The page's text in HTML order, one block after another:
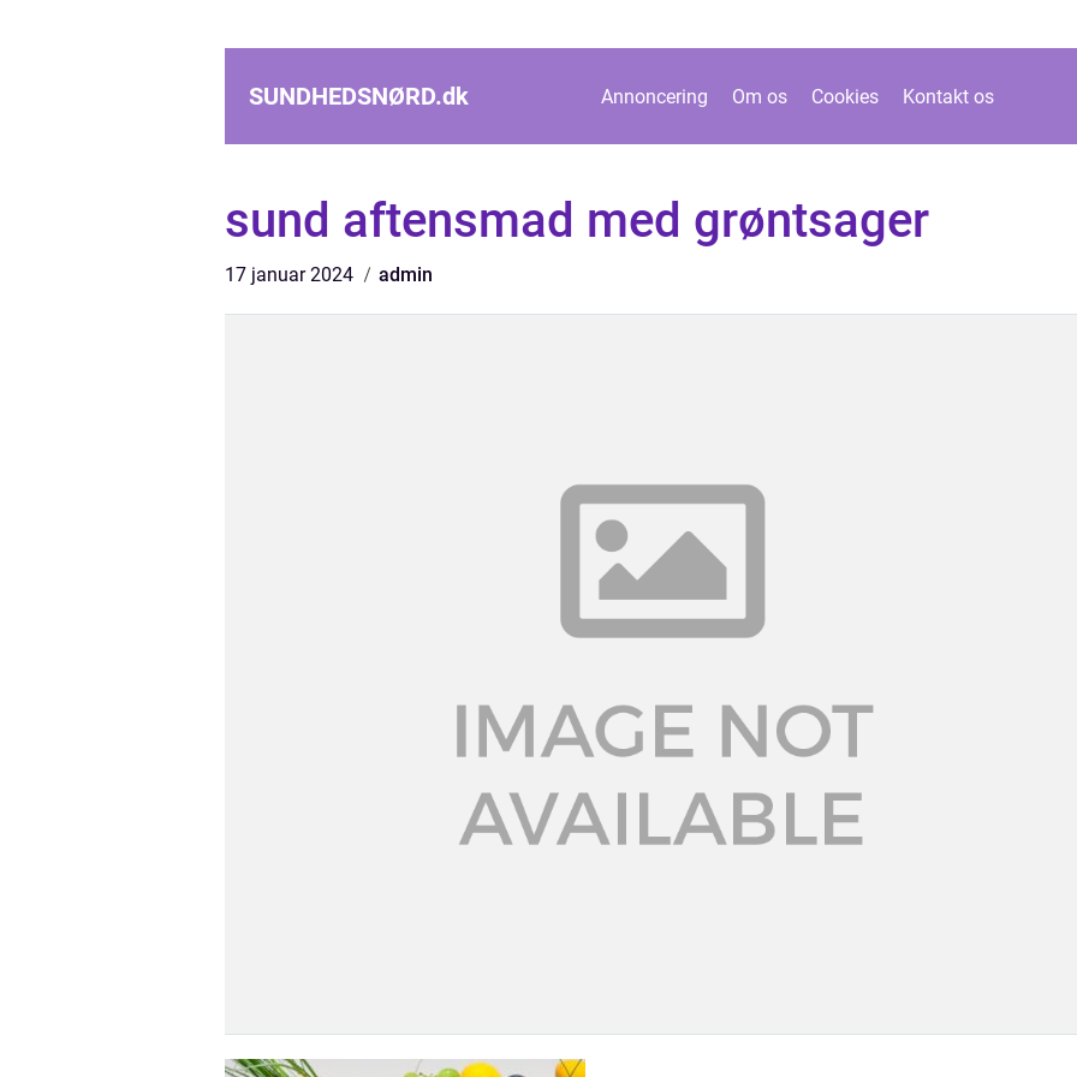
SUNDHEDSNØRD.dk Annoncering Om os Cookies Kontakt os
sund aftensmad med grøntsager
17 januar 2024 admin